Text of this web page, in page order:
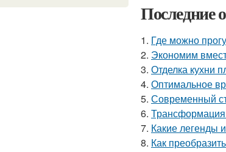
Последние
1. Где можно
2. Экономим
3. Отделка кухни
4. Оптимальное
5. Современный
6. Трансформация
7. Какие легенды
8. Как